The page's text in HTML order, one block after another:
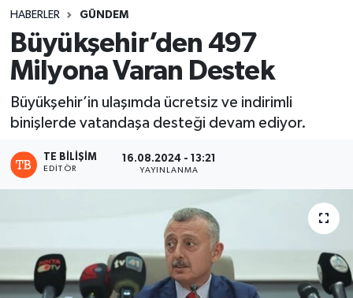
HABERLER GÜNDEM
Büyükşehir’den 497
Milyona Varan Destek
Büyükşehir’in ulaşımda ücretsiz ve indirimli
binişlerde vatandaşa desteği devam ediyor.
TE BILIŞIM
EDITÖR
16.08.2024 - 13:21
YAYINLANMA
Trafik Durumu
Süper Lig Puan Durumu ve Fikstür
Son Dakika Haberleri
Haber Arşivi